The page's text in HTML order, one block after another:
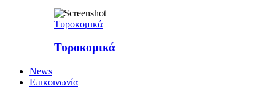
Τυροκομικά
Τυροκομικά
News
Επικοινωνία